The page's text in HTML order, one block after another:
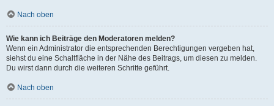
Nach oben
Wie kann ich Beiträge den Moderatoren melden?
Wenn ein Administrator die entsprechenden Berechtigungen vergeben hat,
siehst du eine Schaltfläche in der Nähe des Beitrags, um diesen zu melden.
Du wirst dann durch die weiteren Schritte geführt.
Nach oben